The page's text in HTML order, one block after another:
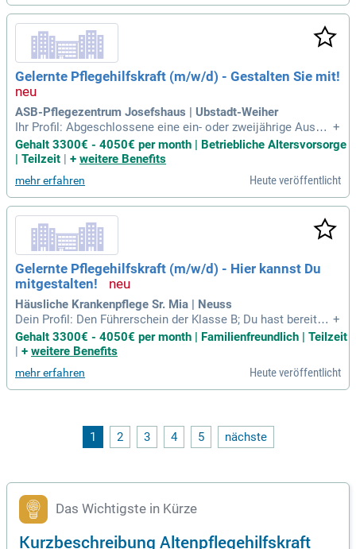
Gelernte Pflegehilfskraft (m/w/d) - Gestalten Sie mit!
ASB-Pflegezentrum Josefshaus | Ubstadt-Weiher
Ihr Profil: Abgeschlossene eine ein- oder zweijährige Ausbil
dung zur Altenpflegehilfskraft; Sie haben Freude am Umgan
g mit älteren Menschen und begegnen ihnen mit Wertschätz
mpetenz und ein freundliches
+
Gehalt 3300€ - 4050€ per month | Betriebliche Altersvorsorge
| Teilzeit | + weitere Benefits
mehr erfahren Heute veröffentlicht
Gelernte Pflegehilfskraft (m/w/d) - Hier kannst Du
mitgestalten!
Häusliche Krankenpflege Sr. Mia | Neuss
Dein Profil: Den Führerschein der Klasse B; Du hast bereits
Berufserfahrung in der Pflege; Du hast eine Ausbildung als G
esundheits-und Krankenpflegehelfer:in, Altenpflegehelfer:in
mgang mit pflegebedürftigen
+
Gehalt 3300€ - 4050€ per month | Familienfreundlich | Teilzeit
+ weitere Benefits
mehr erfahren Heute veröffentlicht
1 2 3 4 5 nächste
Das Wichtigste in Kürze
Kurzbeschreibung Altenpflegehilfskraft